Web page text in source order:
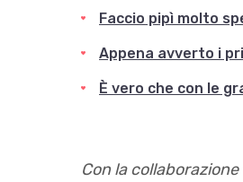
Faccio pipì molto
Appena avverto i
È vero che con le
Con la